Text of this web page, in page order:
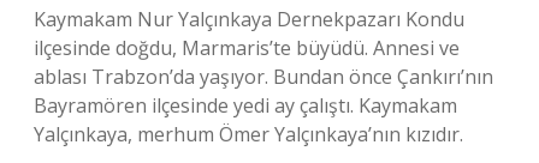
Kaymakam Nur Yalçınkaya Dernekpazarı Kondu
ilçesinde doğdu, Marmaris’te büyüdü. Annesi ve
ablası Trabzon’da yaşıyor. Bundan önce Çankırı’nın
Bayramören ilçesinde yedi ay çalıştı. Kaymakam
Yalçınkaya, merhum Ömer Yalçınkaya’nın kızıdır.